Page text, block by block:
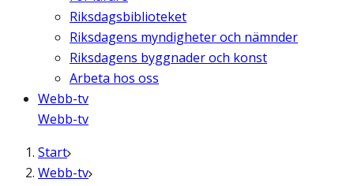
Riksdagsbiblioteket
Riksdagens myndigheter och nämnder
Riksdagens byggnader och konst
Arbeta hos oss
Webb-tv
Webb-tv
Start
Webb-tv